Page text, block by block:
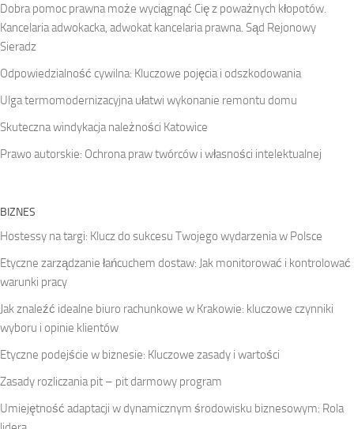
Dobra pomoc prawna może wyciągnąć Cię z poważnych kłopotów.
Kancelaria adwokacka, adwokat kancelaria prawna. Sąd Rejonowy
Sieradz
Odpowiedzialność cywilna: Kluczowe pojęcia i odszkodowania
Ulga termomodernizacyjna ułatwi wykonanie remontu domu
Skuteczna windykacja należności Katowice
Prawo autorskie: Ochrona praw twórców i własności intelektualnej
BIZNES
Hostessy na targi: Klucz do sukcesu Twojego wydarzenia w Polsce
Etyczne zarządzanie łańcuchem dostaw: Jak monitorować i kontrolować
warunki pracy
Jak znaleźć idealne biuro rachunkowe w Krakowie: kluczowe czynniki
wyboru i opinie klientów
Etyczne podejście w biznesie: Kluczowe zasady i wartości
Zasady rozliczania pit – pit darmowy program
Umiejętność adaptacji w dynamicznym środowisku biznesowym: Rola